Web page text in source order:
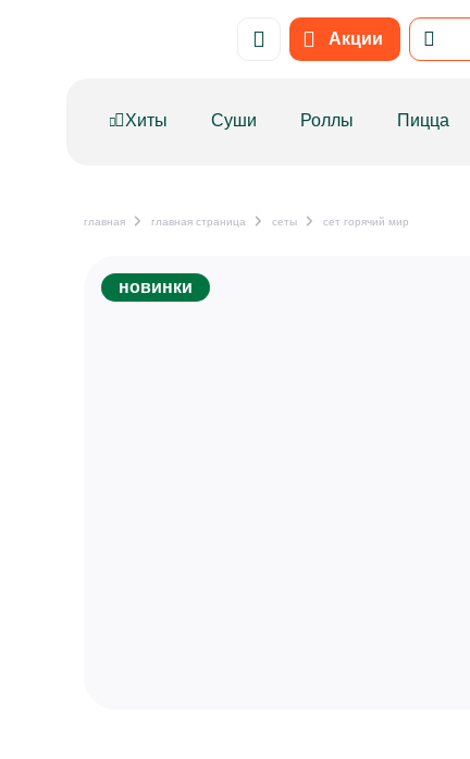
Акции
Хиты Суши Роллы Пицца
главная главная страница сеты сет горячий мир
новинки